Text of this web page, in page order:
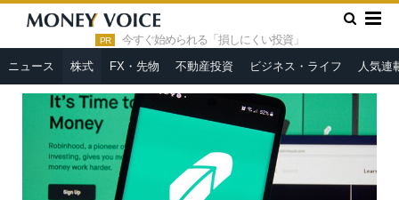
PR 今すぐ始められる「損しにくい投資」
ニュース 株式 FX・先物 不動産投資 ビジネス・ライフ 人気連
HOME » 株式 »
ゲームストップ急騰劇はバブルの証？スマホ投
資家がヘッジファンドに勝てたワケ＝栫井駿介